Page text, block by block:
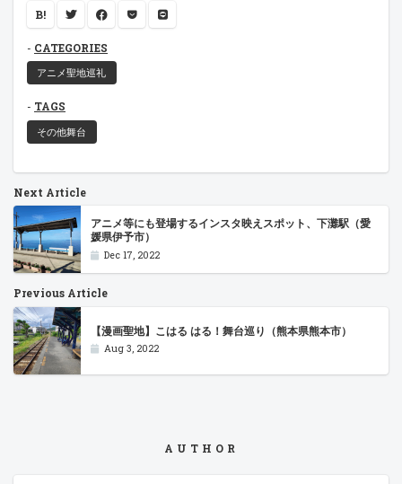
B!
CATEGORIES
アニメ聖地巡礼
TAGS
その他舞台
Next Article
アニメ等にも登場するインスタ映えスポット、下灘駅（愛
媛県伊予市）
Dec 17, 2022
Previous Article
【漫画聖地】こはる はる！舞台巡り（熊本県熊本市）
Aug 3, 2022
AUTHOR